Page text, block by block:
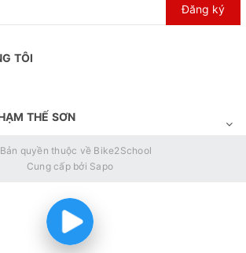
Đăng ký
TÔI
THẾ SƠN
quyền thuộc về Bike2School
Cung cấp bởi Sapo